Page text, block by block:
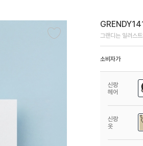
그랜디는 일러스
소비자가
신랑
헤어
신랑
옷